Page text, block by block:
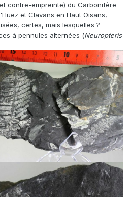
contre-empreinte) du Carbonifère
et Clavans en Haut Oisans,
certes, mais lesquelles ?
à pennules alternées (Neuropteris